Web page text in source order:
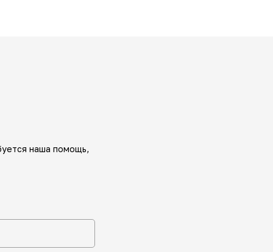
наша помощь,